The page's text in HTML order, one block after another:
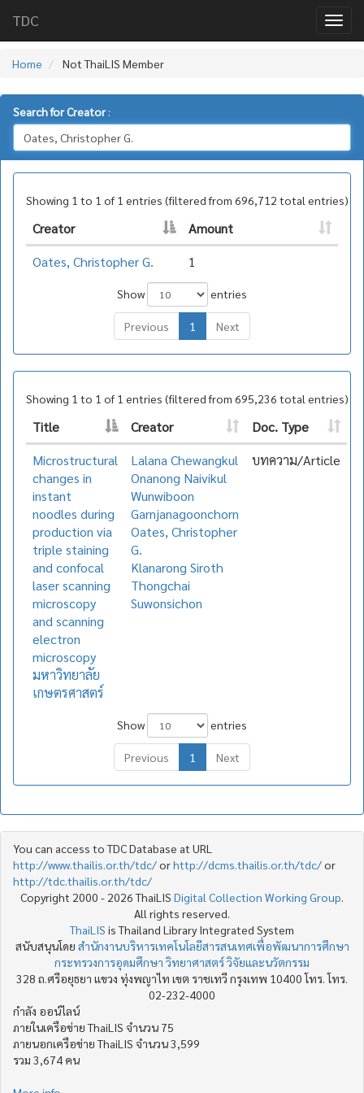
TDC
Home Not ThaiLIS Member
Search for Creator:
Showing 1 to 1 of 1 entries (filtered from 696,712 total entries)
Creator
Amount
Oates, Christopher G.
1
Show entries
Previous 1 Next
Showing 1 to 1 of 1 entries (filtered from 695,236 total entries)
Title Creator
Doc. Type
Microstructural
changes in
instant
noodles during
production via
triple staining
and confocal
laser scanning
microscopy
and scanning
electron
microscopy
มหาวิทยาลัย
เกษตรศาสตร์
Lalana Chewangkul
Onanong Naivikul
Wunwiboon
Garnjanagoonchorn
Oates, Christopher
G.
Klanarong Siroth
Thongchai
Suwonsichon
บทความ/Article
Show entries
Previous 1 Next
You can access to TDC Database at URL
http://www.thailis.or.th/tdc/orhttp://dcms.thailis.or.th/tdc/or
http://tdc.thailis.or.th/tdc/
Copyright 2000 - 2026 ThaiLIS Digital Collection Working Group.
All rights reserved.
ThaiLIS is Thailand Library Integrated System
สนับสนุนโดย สำนักงานบริหารเทคโนโลยีสารสนเทศเพื่อพัฒนาการศึกษา
กระทรวงการอุดมศึกษา วิทยาศาสตร์ วิจัยและนวัตกรรม
328 ถ.ศรีอยุธยา แขวง ทุ่งพญาไท เขต ราชเทวี กรุงเทพ 10400 โทร. โทร.
02-232-4000
กำลัง ออน์ไลน์
ภายในเครือข่าย ThaiLIS จำนวน 75
ภายนอกเครือข่าย ThaiLIS จำนวน 3,599
รวม 3,674 คน